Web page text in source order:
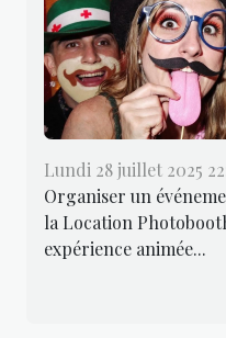
Lundi 28 juillet 2025
Organiser un
la Location
expérience animée...